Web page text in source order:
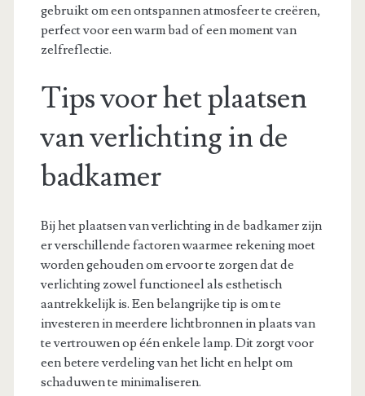
gebruikt om een ontspannen atmosfeer te creëren,
perfect voor een warm bad of een moment van
zelfreflectie.
Tips voor het plaatsen
van verlichting in de
badkamer
Bij het plaatsen van verlichting in de badkamer zijn
er verschillende factoren waarmee rekening moet
worden gehouden om ervoor te zorgen dat de
verlichting zowel functioneel als esthetisch
aantrekkelijk is. Een belangrijke tip is om te
investeren in meerdere lichtbronnen in plaats van
te vertrouwen op één enkele lamp. Dit zorgt voor
een betere verdeling van het licht en helpt om
schaduwen te minimaliseren.